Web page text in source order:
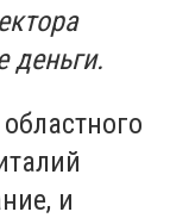
деньги.
и